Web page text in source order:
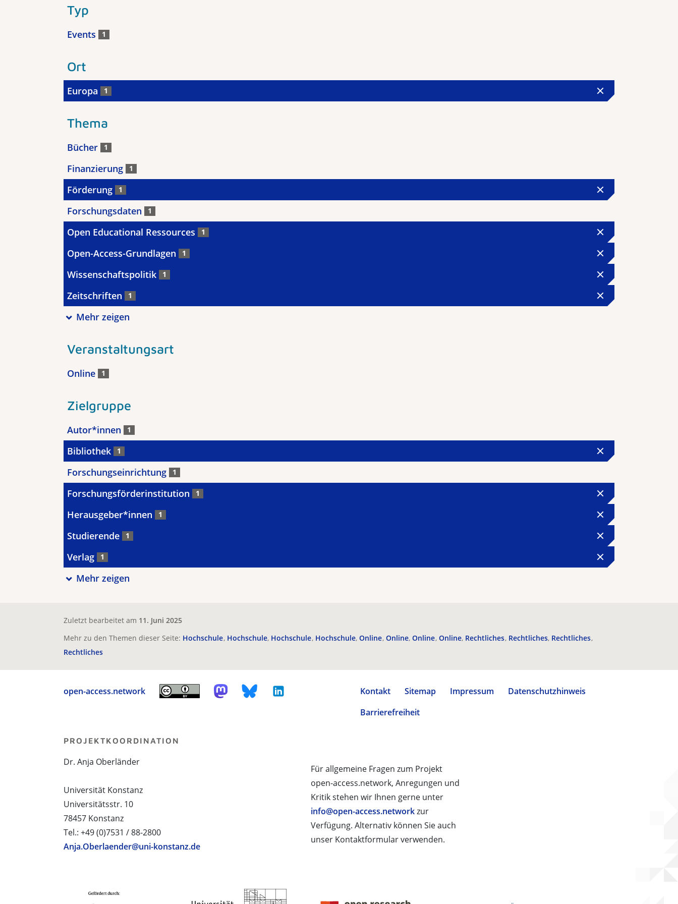
Typ
Events 1
Ort
Europa 1
Thema
Bücher 1
Finanzierung 1
Förderung 1
Forschungsdaten 1
Open Educational Ressources 1
Open-Access-Grundlagen 1
Wissenschaftspolitik 1
Zeitschriften 1
Mehr zeigen
Veranstaltungsart
Online 1
Zielgruppe
Autor*innen 1
Bibliothek 1
Forschungseinrichtung 1
Forschungsförderinstitution 1
Herausgeber*innen 1
Studierende 1
Verlag 1
Mehr zeigen
Zuletzt bearbeitet am 11. Juni 2025
Mehr zu den Themen dieser Seite: Hochschule Hochschule Hochschule Hochschule Online Online Online Online Rechtliches Rechtliches Rechtliches
Rechtliches
open-access.network Kontakt Sitemap Impressum
Datenschutzhinweis
Barrierefreiheit
Für allgemeine Fragen zum Projekt
open-access.network, Anregungen und
Kritik stehen wir Ihnen gerne unter
info@open-access.networkzur
Verfügung. Alternativ können Sie auch
unser Kontaktformular verwenden.
PROJEKTKOORDINATION
Dr. Anja Oberländer
Universität Konstanz
Universitätsstr. 10
78457 Konstanz
Tel.: +49 (0)7531 / 88-2800
Anja.Oberlaender@uni-konstanz.de